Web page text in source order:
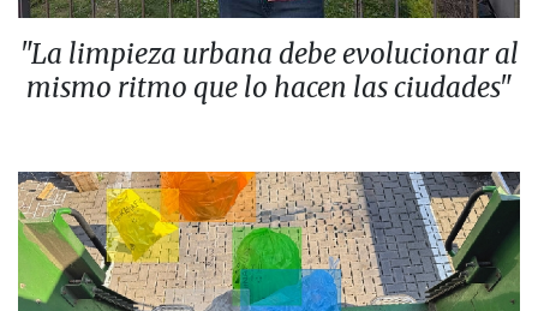
"La limpieza urbana debe evolucionar al
mismo ritmo que lo hacen las ciudades"